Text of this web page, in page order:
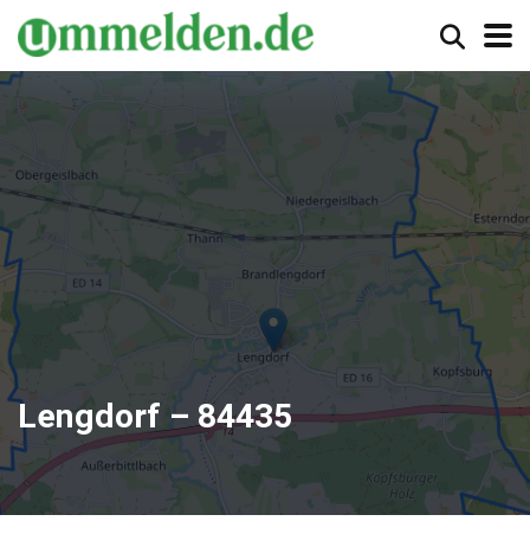
Lengdorf – 84435